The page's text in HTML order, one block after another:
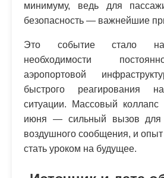
минимуму, ведь для
безопасность — важнейшие
Это событие стало
необходимости
аэропортовой
быстрого реагирования
ситуации. Массовый
июня — сильный вызов для
воздушного сообщения, и
стать уроком на будущее.